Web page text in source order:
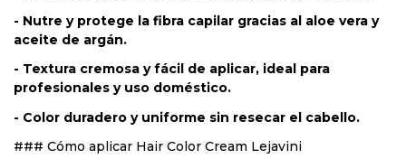
- Nutre y protege la fibra capilar gracias al aloe vera y
aceite de argán.
- Textura cremosa y fácil de aplicar, ideal para
profesionales y uso doméstico.
- Color duradero y uniforme sin resecar el cabello.
### Cómo aplicar Hair Color Cream Lejavini